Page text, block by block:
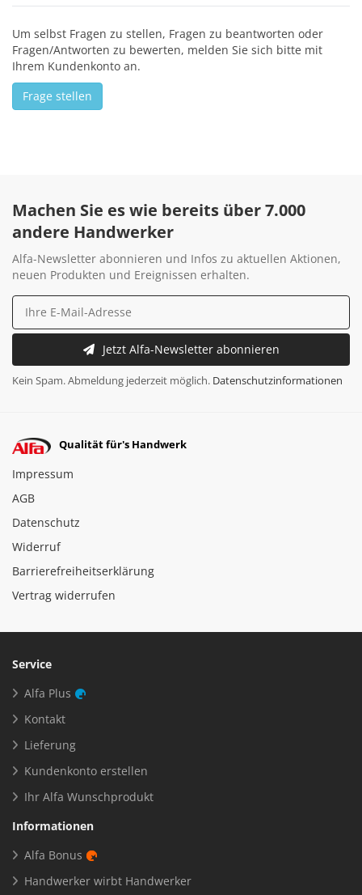
Um selbst Fragen zu stellen, Fragen zu beantworten oder
Fragen/Antworten zu bewerten, melden Sie sich bitte mit
Ihrem Kundenkonto an.
Frage stellen
Machen Sie es wie bereits über 7.000
andere Handwerker
Alfa-Newsletter abonnieren und Infos zu aktuellen Aktionen,
neuen Produkten und Ereignissen erhalten.
Jetzt Alfa-Newsletter abonnieren
Kein Spam. Abmeldung jederzeit möglich. Datenschutzinformationen
Qualität für's Handwerk
Impressum
AGB
Datenschutz
Widerruf
Barrierefreiheitserklärung
Vertrag widerrufen
Service
Alfa Plus
Kontakt
Lieferung
Kundenkonto erstellen
Ihr Alfa Wunschprodukt
Informationen
Alfa Bonus
Handwerker wirbt Handwerker